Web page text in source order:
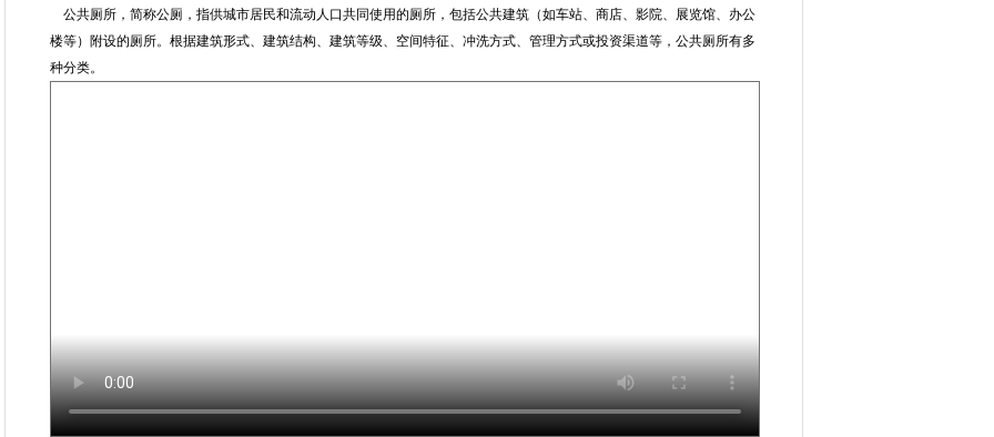
公共厕所，简称公厕，指供城市居民和流动人口共同使用的厕所，包括公共建筑（如车站、商店、影院、展览馆、办公
楼等）附设的厕所。根据建筑形式、建筑结构、建筑等级、空间特征、冲洗方式、管理方式或投资渠道等，公共厕所有多
种分类。